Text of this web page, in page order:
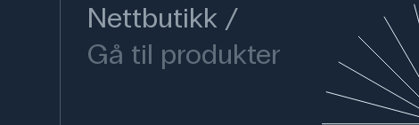
Nettbutikk
Gå til produkter